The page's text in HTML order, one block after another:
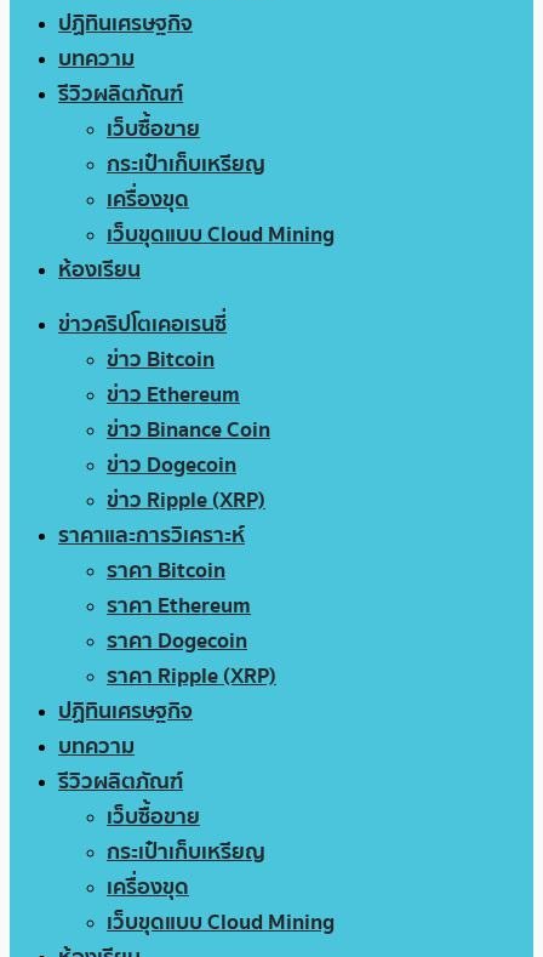
ปฏิทินเศรษฐกิจ
บทความ
รีวิวผลิตภัณฑ์
เว็บซื้อขาย
กระเป๋าเก็บเหรียญ
เครื่องขุด
เว็บขุดแบบ Cloud Mining
ห้องเรียน
ข่าวคริปโตเคอเรนซี่
ข่าว Bitcoin
ข่าว Ethereum
ข่าว Binance Coin
ข่าว Dogecoin
ข่าว Ripple (XRP)
ราคาและการวิเคราะห์
ราคา Bitcoin
ราคา Ethereum
ราคา Dogecoin
ราคา Ripple (XRP)
ปฏิทินเศรษฐกิจ
บทความ
รีวิวผลิตภัณฑ์
เว็บซื้อขาย
กระเป๋าเก็บเหรียญ
เครื่องขุด
เว็บขุดแบบ Cloud Mining